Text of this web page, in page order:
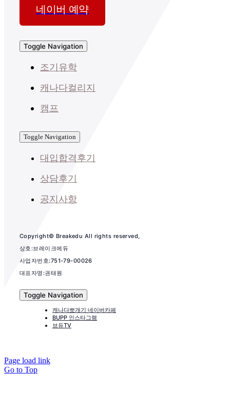
네이버 예약
Toggle Navigation
조기유학
캐나다컬리지
캠프
Toggle Navigation
대입합격후기
상담후기
공지사항
Copyright© Breakedu All rights reserved,
상호:브레이크에듀
사업자번호:751-79-00026
대표자명:권태원
Toggle Navigation
캐나다뽀개기 네이버카페
BUPP 인스타그램
브듀TV
Page load link
Go to Top